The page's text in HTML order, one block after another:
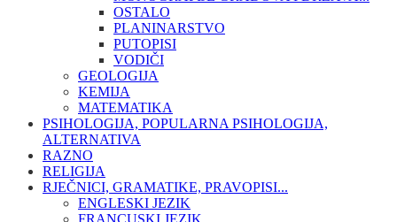
OSTALO
PLANINARSTVO
PUTOPISI
VODIČI
GEOLOGIJA
KEMIJA
MATEMATIKA
PSIHOLOGIJA, POPULARNA PSIHOLOGIJA,
ALTERNATIVA
RAZNO
RELIGIJA
RJEČNICI, GRAMATIKE, PRAVOPISI...
ENGLESKI JEZIK